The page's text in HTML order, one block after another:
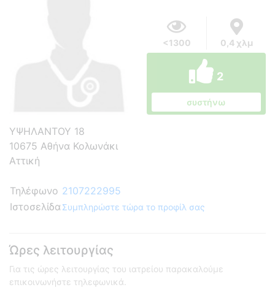
<1300 0,4 χλμ
2
συστήνω
ΥΨΗΛΑΝΤΟΥ 18
10675 Αθήνα Κολωνάκι
Αττική
Τηλέφωνο 2107222995
Ιστοσελίδα Συμπληρώστε τώρα το προφίλ σας
Ώρες λειτουργίας
Για τις ώρες λειτουργίας του ιατρείου παρακαλούμε
επικοινωνήστε τηλεφωνικά.